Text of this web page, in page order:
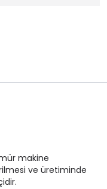
makine
ve üretiminde